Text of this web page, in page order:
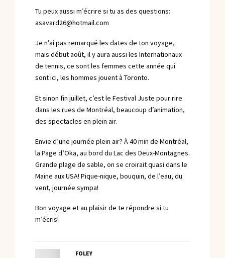
Tu peux aussi m’écrire si tu as des questions:
asavard26@hotmail.com
Je n’ai pas remarqué les dates de ton voyage,
mais début août, il y aura aussi les Internationaux
de tennis, ce sont les femmes cette année qui
sont ici, les hommes jouent à Toronto.
Et sinon fin juillet, c’est le Festival Juste pour rire
dans les rues de Montréal, beaucoup d’animation,
des spectacles en plein air.
Envie d’une journée plein air? À 40 min de Montréal,
la Page d’Oka, au bord du Lac des Deux-Montagnes.
Grande plage de sable, on se croirait quasi dans le
Maine aux USA! Pique-nique, bouquin, de l’eau, du
vent, journée sympa!
Bon voyage et au plaisir de te répondre si tu
m’écris!
FOLEY